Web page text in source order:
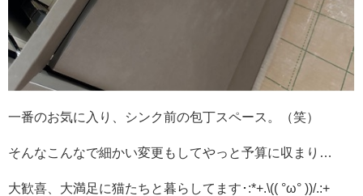
一番のお気に入り、シンク前の包丁スペース。（笑）
そんなこんなで細かい変更もしてやっと予算に収まり…
大歓喜、大満足に猫たちと暮らしてます･:*+.\(( °ω° ))/.:+